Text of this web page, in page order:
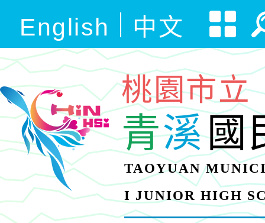
English 中文
桃園市立
青溪國
TAOYUAN
I JUNIOR HIGH